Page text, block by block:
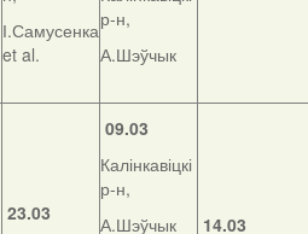
І.Самусенка
et al.
р-н,
А.Шэўчык
23.03
09.03
Калінкавіцкі
р-н,
А.Шэўчык
14.03